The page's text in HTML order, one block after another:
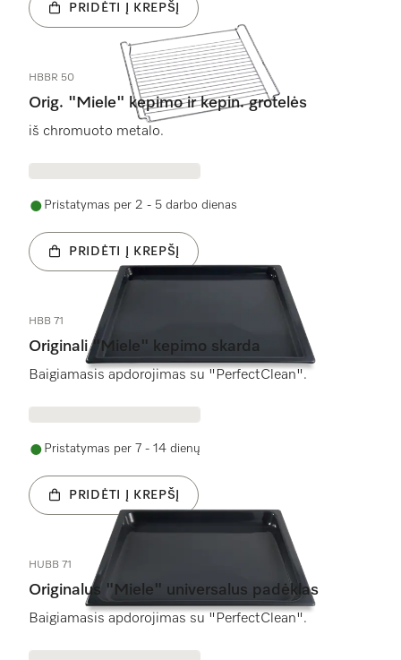
PRIDĖTI Į KREPŠĮ
HBBR 50
Orig. "Miele" kepimo ir kepin. grotelės
iš chromuoto metalo.
Pristatymas per 2 - 5 darbo dienas
PRIDĖTI Į KREPŠĮ
HBB 71
Originali "Miele" kepimo skarda
Baigiamasis apdorojimas su "PerfectClean".
Pristatymas per 7 - 14 dienų
PRIDĖTI Į KREPŠĮ
HUBB 71
Originalus "Miele" universalus padėklas
Baigiamasis apdorojimas su "PerfectClean".